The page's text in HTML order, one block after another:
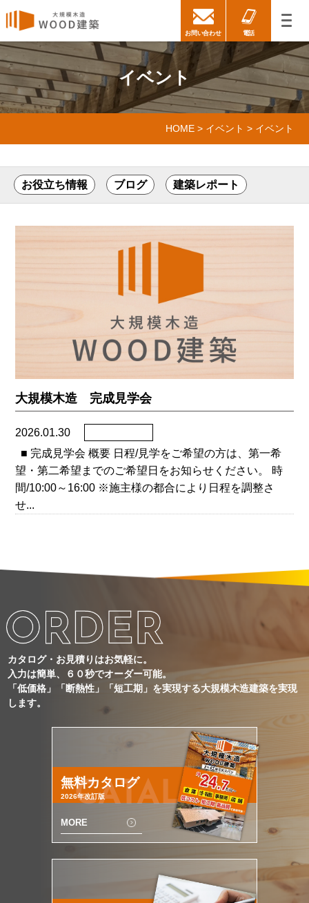
お問い合わせ 電話
イベント
HOME> イベント > イベント
お役立ち情報 ブログ 建築レポート
大規模木造 完成見学会
2026.01.30
■ 完成見学会 概要 日程/見学をご希望の方は、第一希
望・第二希望までのご希望日をお知らせください。 時
間/10:00～16:00 ※施主様の都合により日程を調整さ
せ...
カタログ・お見積りはお気軽に。
入力は簡単、６０秒でオーダー可能。
「低価格」「断熱性」「短工期」を実現する大規模木造建築を実現
します。
CATALOG
無料カタログ
2026年改訂版
MORE